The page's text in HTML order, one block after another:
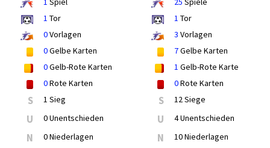
1 Tor
0Vorlagen
0Gelbe Karten
0Gelb-Rote Karten
0Rote Karten
S 1 Sieg
U 0 Unentschieden
N 0 Niederlagen
1 Tor
3 Vorlagen
7Gelbe Karten
1 Gelb-Rote Karte
0Rote Karten
S 12 Siege
U 4 Unentschieden
N 10 Niederlagen